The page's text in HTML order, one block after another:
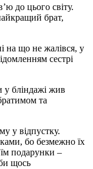
до цього світу.
брат,
на що не жалівся, у
сестрі
у бліндажі жив
та
у відпустку.
бо безмежно їх
подарунки –
щось